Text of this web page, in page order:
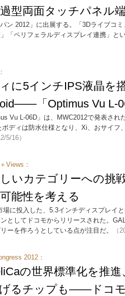
型両面タッチパネル
ン 2012」に出展する。「3Dライブコ
「ペリフェラルディスプレイ連携」と
に5インチIPS液晶を
「Optimus Vu L-
Vu L-06D」は、MWC2012で発表さ
ディは防水仕様となり、Xi、おサイフ
5/16）
Views：
いカテゴリーへの
能性を考える
場に投入した、5.3インチディスプレイ
としてドコモからリリースされた。
ーを作ろうとしている点が注目だ。
（
2012：
の世界標準化を推
げるチップも――ドコ